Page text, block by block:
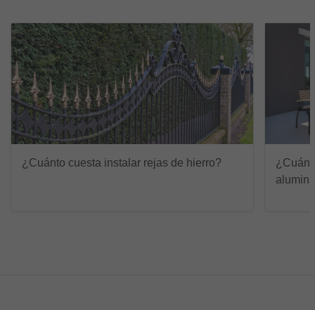
¿Cuánto cuesta instalar rejas de hierro?